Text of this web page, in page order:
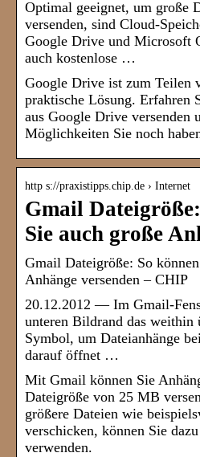
Optimal geeignet, um große
versenden, sind Cloud-
Google Drive und Microsoft
auch kostenlose …
Google Drive ist zum Teilen
praktische Lösung. Erfahren
aus Google Drive versenden
Möglichkeiten Sie noch
http s://praxistipps.chip.de › Internet
Gmail
Sie auch große
Gmail Dateigröße: So
Anhänge versenden – CHIP
20.12.2012 — Im Gmail-
unteren Bildrand das
Symbol, um Dateianhänge
darauf öffnet …
Mit Gmail können Sie
Dateigröße von 25 MB
größere Dateien wie
verschicken, können Sie
verwenden.